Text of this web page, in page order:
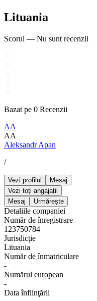
Lituania
Scorul — Nu sunt recenzii
Bazat pe 0 Recenzii
AA
AA
Aleksandr Apan
/
Vezi profilul
Mesaj
Vezi toți angajații
Mesaj
Urmărește
Detaliile companiei
Număr de înregistrare
123750784
Jurisdicție
Lituania
Număr de înmatriculare
-
Numărul european
-
Data înfiinţării